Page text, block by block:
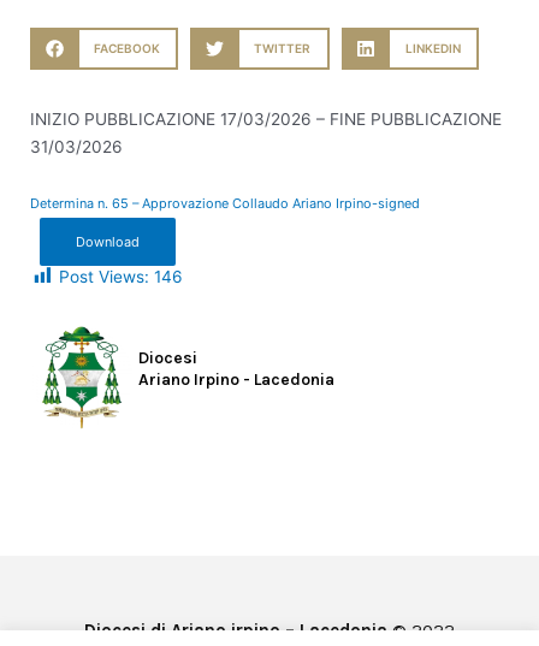
FACEBOOK TWITTER LINKEDIN
INIZIO PUBBLICAZIONE 17/03/2026 – FINE PUBBLICAZIONE
31/03/2026
Determina n. 65 – Approvazione Collaudo Ariano Irpino-signed
Download
Post Views: 146
Diocesi
Ariano Irpino - Lacedonia
Diocesi di Ariano irpino – Lacedonia © 2022